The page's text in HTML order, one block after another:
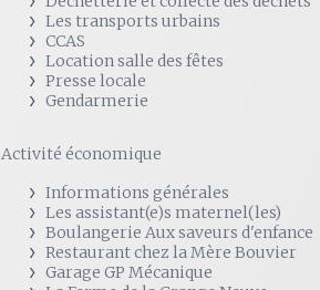
Les transports urbains
CCAS
Location salle des fêtes
Presse locale
Gendarmerie
Activité économique
Informations générales
Les assistant(e)s maternel(les)
Boulangerie Aux saveurs d'enfance
Restaurant chez la Mère Bouvier
Garage GP Mécanique